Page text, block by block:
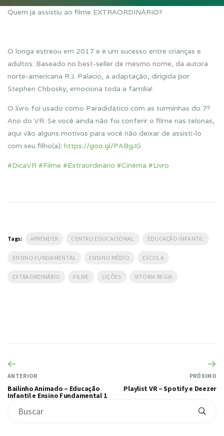
Quem já assistiu ao filme EXTRAORDINÁRIO?
O longa estreou em 2017 e é um sucesso entre crianças e
adultos. Baseado no best-seller de mesmo nome, da autora
norte-americana R.J. Palacio, a adaptação, dirigida por
Stephen Chbosky, emociona toda a família!
O livro foi usado como Paradidático com as turminhas do 7º
Ano do VR. Se você ainda não foi conferir o filme nas telonas,
aqui vão alguns motivos para você não deixar de assisti-lo
com seu filho(a): https://goo.gl/PABgJG
#DicaVR #Filme #Extraordinário #Cinema #Livro
Tags: APRENDER CENTRO EDUCACIONAL EDUCAÇÃO INFANTIL
ENSINO FUNDAMENTAL ENSINO MÉDIO ESCOLA
EXTRAORDINÁRIO FILME LIÇÕES VITORIA REGIA
ANTERIOR
Bailinho Animado – Educação
Infantil e Ensino Fundamental 1
PRÓXIMO
Playlist VR – Spotify e Deezer